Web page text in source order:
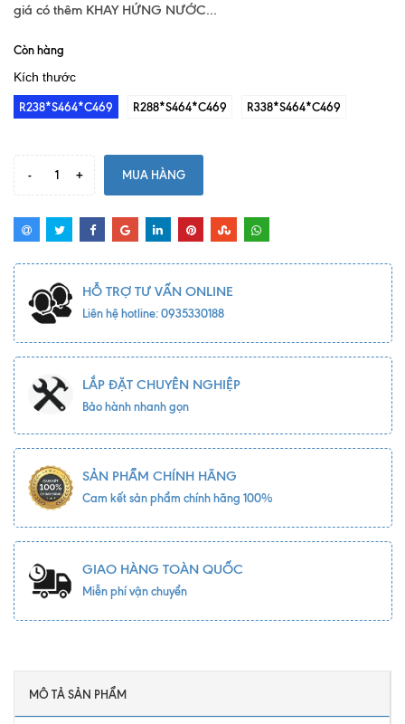
giá có thêm KHAY HỨNG NƯỚC...
Còn hàng
Kích thước
R238*S464*C469 R288*S464*C469 R338*S464*C469
- + MUA HÀNG
HỖ TRỢ TƯ VẤN ONLINE
Liên hệ hotline: 0935330188
LẮP ĐẶT CHUYÊN NGHIỆP
Bảo hành nhanh gọn
SẢN PHẨM CHÍNH HÃNG
Cam kết sản phẩm chính hãng 100%
GIAO HÀNG TOÀN QUỐC
Miễn phí vận chuyển
MÔ TẢ SẢN PHẨM